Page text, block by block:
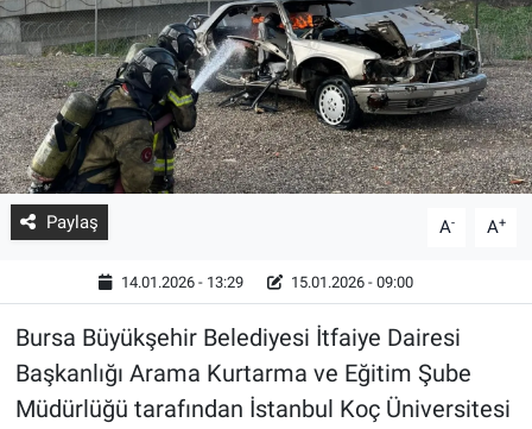
Paylaş A- A+
14.01.2026 - 13:29 15.01.2026 - 09:00
Bursa Büyükşehir Belediyesi İtfaiye Dairesi
Başkanlığı Arama Kurtarma ve Eğitim Şube
Müdürlüğü tarafından İstanbul Koç Üniversitesi